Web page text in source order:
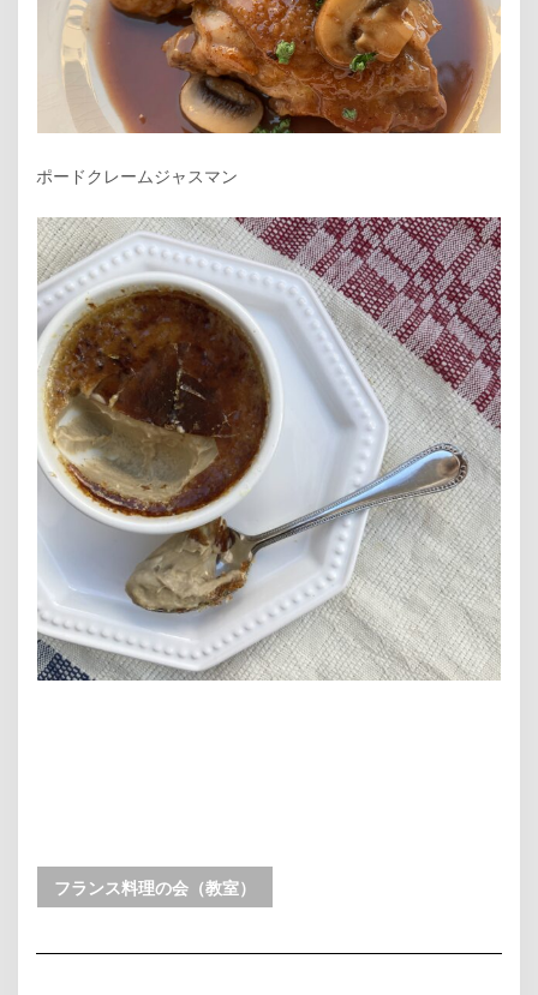
ポードクレームジャスマン
フランス料理の会（教室）